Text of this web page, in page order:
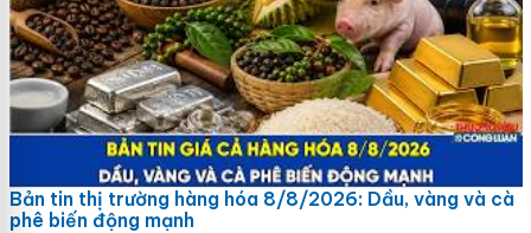
Bản tin thị trường hàng hóa 8/8/2026: Dầu, vàng và cà
phê biến động mạnh